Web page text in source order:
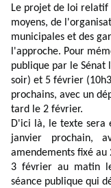
Le projet de loi relatif
moyens, de
municipales et des
l'approche. Pour
publique par le Sénat
soir) et 5 février
prochains, avec un
tard le 2 février.
D'ici là, le texte sera
janvier prochain,
amendements fixé
3 février au matin
séance publique qui